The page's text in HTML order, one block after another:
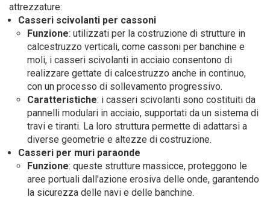
attrezzature:
Casseri scivolanti per cassoni
Funzione: utilizzati per la costruzione di strutture in
calcestruzzo verticali, come cassoni per banchine e
moli, i casseri scivolanti in acciaio consentono di
realizzare gettate di calcestruzzo anche in continuo,
con un processo di sollevamento progressivo.
Caratteristiche: i casseri scivolanti sono costituiti da
pannelli modulari in acciaio, supportati da un sistema di
travi e tiranti. La loro struttura permette di adattarsi a
diverse geometrie e altezze di costruzione.
Casseri per muri paraonde
Funzione: queste strutture massicce, proteggono le
aree portuali dall'azione erosiva delle onde, garantendo
la sicurezza delle navi e delle banchine.